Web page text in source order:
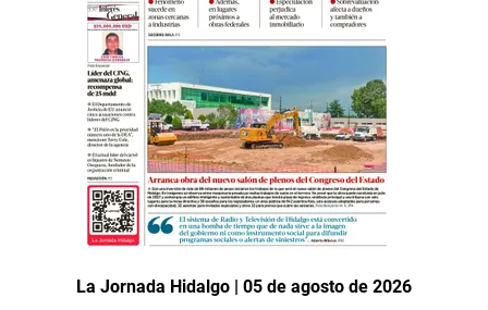
La Jornada Hidalgo | 05 de agosto de 2026